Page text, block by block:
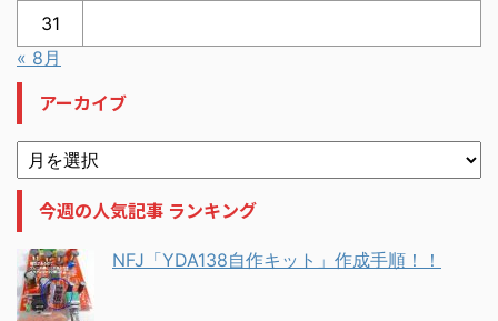
31
« 8月
アーカイブ
今週の人気記事 ランキング
NFJ「YDA138自作キット」作成手順！！